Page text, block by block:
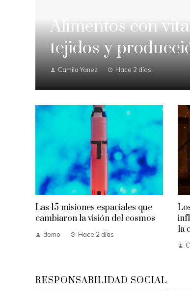
Alimentos con
tejidos y
Camila Yanez Hace 2 días
Las 15 misiones espaciales que
cambiaron la visión del cosmos
demo Hace 2 días
la
RESPONSABILIDAD SOCIAL